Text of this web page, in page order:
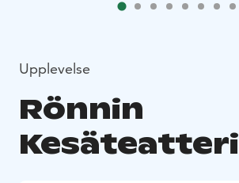
Upplevelse
Rönnin
Kesäteatteri